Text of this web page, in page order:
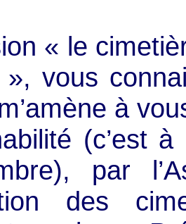
« le
vous
à
(c’est
par
des